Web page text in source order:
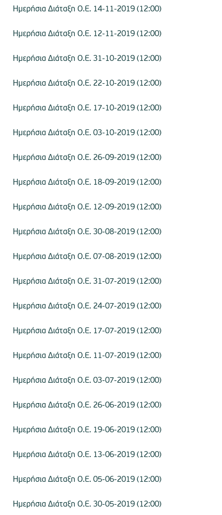
Ημερήσια Διάταξη Ο.Ε. 14-11-2019 (12:00)
Ημερήσια Διάταξη Ο.Ε. 12-11-2019 (12:00)
Ημερήσια Διάταξη Ο.Ε. 31-10-2019 (12:00)
Ημερήσια Διάταξη Ο.Ε. 22-10-2019 (12:00)
Ημερήσια Διάταξη Ο.Ε. 17-10-2019 (12:00)
Ημερήσια Διάταξη Ο.Ε. 03-10-2019 (12:00)
Ημερήσια Διάταξη Ο.Ε. 26-09-2019 (12:00)
Ημερήσια Διάταξη Ο.Ε. 18-09-2019 (12:00)
Ημερήσια Διάταξη Ο.Ε. 12-09-2019 (12:00)
Ημερήσια Διάταξη Ο.Ε. 30-08-2019 (12:00)
Ημερήσια Διάταξη Ο.Ε. 07-08-2019 (12:00)
Ημερήσια Διάταξη Ο.Ε. 31-07-2019 (12:00)
Ημερήσια Διάταξη Ο.Ε. 24-07-2019 (12:00)
Ημερήσια Διάταξη Ο.Ε. 17-07-2019 (12:00)
Ημερήσια Διάταξη Ο.Ε. 11-07-2019 (12:00)
Ημερήσια Διάταξη Ο.Ε. 03-07-2019 (12:00)
Ημερήσια Διάταξη Ο.Ε. 26-06-2019 (12:00)
Ημερήσια Διάταξη Ο.Ε. 19-06-2019 (12:00)
Ημερήσια Διάταξη Ο.Ε. 13-06-2019 (12:00)
Ημερήσια Διάταξη Ο.Ε. 05-06-2019 (12:00)
Ημερήσια Διάταξη Ο.Ε. 30-05-2019 (12:00)